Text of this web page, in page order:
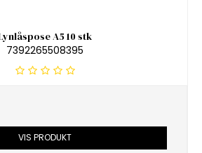
A5 10 stk
7392265508395
VIS PRODUKT